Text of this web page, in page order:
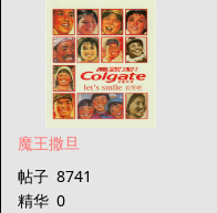
魔王撒旦
帖子 8741
精华 0